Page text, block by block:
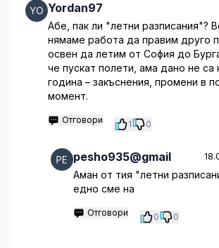
Yordan97
Абе, пак ли "летни разписания"?
нямаме работа да правим друго
освен да летим от София до
че пускат полети, ама дано не са
година – закъснения, промени в
момент.
Отговори 1 0
pesho935@gmail
Аман от тия "летни
едно сме на
Отговори 0 0